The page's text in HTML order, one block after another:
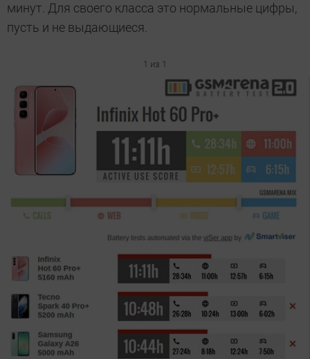
минут. Для своего класса это нормальные цифры,
пусть и не выдающиеся.
1 из 1